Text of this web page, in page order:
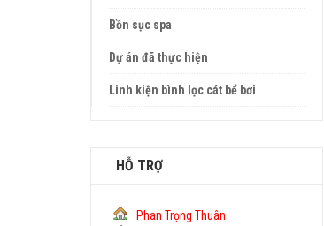
Bồn sục spa
Dự án đã thực hiện
Linh kiện bình lọc cát bể bơi
HỖ TRỢ
Phan Trọng Thuân